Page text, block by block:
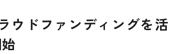
ウドファンディングを活